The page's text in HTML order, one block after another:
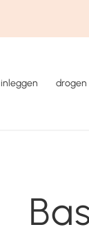
inleggen drogen